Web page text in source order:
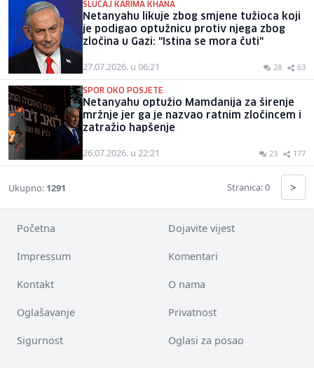
SLUČAJ KARIMA KHANA
Netanyahu likuje zbog smjene tužioca koji
je podigao optužnicu protiv njega zbog
zločina u Gazi: "Istina se mora čuti"
27.07.2026. u 06:21 28 63
SPOR OKO POSJETE
Netanyahu optužio Mamdanija za širenje
mržnje jer ga je nazvao ratnim zločincem i
zatražio hapšenje
26.07.2026. u 22:21 23 177
Ukupno: 1291 Stranica: 0 >
Početna Dojavite vijest
Impressum Komentari
Kontakt O nama
Oglašavanje Privatnost
Sigurnost Oglasi za posao